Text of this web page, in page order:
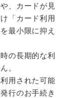
、カードが見
「カード利用
最小限に抑え
の長期的な利
。
用された可能
行のお手続き